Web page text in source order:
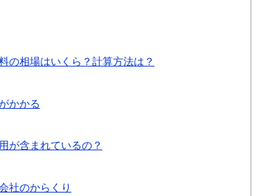
の相場はいくら？計算方法は？
かかる
が含まれているの？
社のからくり